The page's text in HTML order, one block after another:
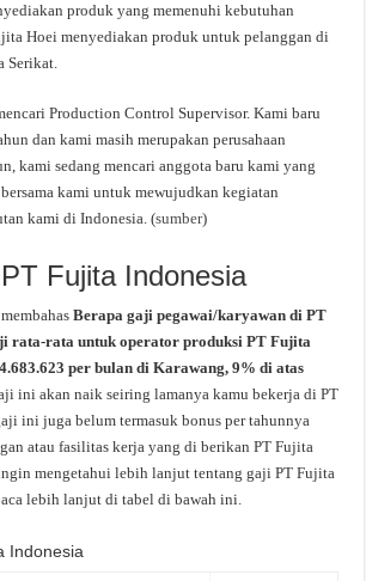
produk yang memenuhi kebutuhan
Hoei menyediakan produk untuk pelanggan di
Serikat.
Production Control Supervisor. Kami baru
dan kami masih merupakan perusahaan
kami sedang mencari anggota baru kami yang
kami untuk mewujudkan kegiatan
kami di Indonesia. (sumber)
Fujita Indonesia
Berapa gaji pegawai/karyawan di PT
rata-rata untuk operator produksi PT Fujita
per bulan di Karawang, 9% di atas
ini akan naik seiring lamanya kamu bekerja di PT
ini juga belum termasuk bonus per tahunnya
atau fasilitas kerja yang di berikan PT Fujita
mengetahui lebih lanjut tentang gaji PT Fujita
lebih lanjut di tabel di bawah ini.
Indonesia